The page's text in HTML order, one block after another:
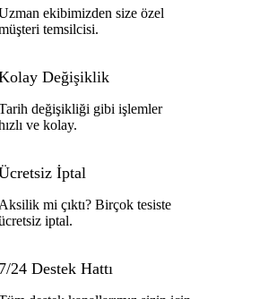
ekibimizden size özel
temsilcisi.
Değişiklik
değişikliği gibi işlemler
ve kolay.
İptal
mi çıktı? Birçok tesiste
iptal.
24 Destek Hattı